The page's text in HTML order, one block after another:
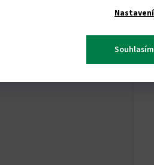
Nastavení
Souhlasím